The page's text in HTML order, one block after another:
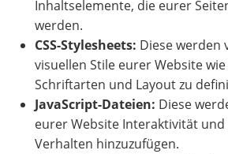
Inhaltselemente, die eurer
werden.
CSS-Stylesheets: Diese werden
visuellen Stile eurer Website wie
Schriftarten und Layout zu
JavaScript-Dateien: Diese
eurer Website Interaktivität und
Verhalten hinzuzufügen.